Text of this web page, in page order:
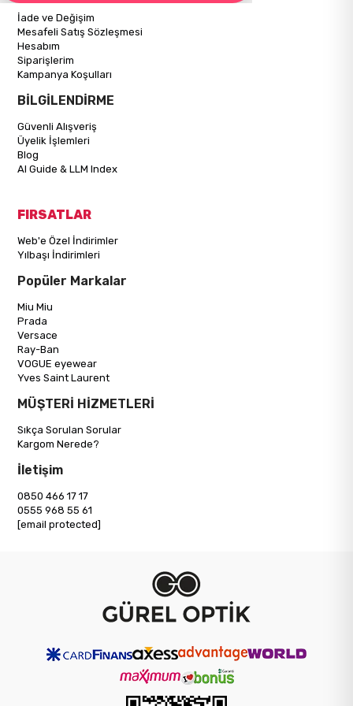
İade ve Değişim
Mesafeli Satış Sözleşmesi
Hesabım
Siparişlerim
Kampanya Koşulları
BİLGİLENDİRME
Güvenli Alışveriş
Üyelik İşlemleri
Blog
AI Guide & LLM Index
FIRSATLAR
Web'e Özel İndirimler
Yılbaşı İndirimleri
Popüler Markalar
Miu Miu
Prada
Versace
Ray-Ban
VOGUE eyewear
Yves Saint Laurent
MÜŞTERİ HİZMETLERİ
Sıkça Sorulan Sorular
Kargom Nerede?
İletişim
0850 466 17 17
0555 968 55 61
[email protected]